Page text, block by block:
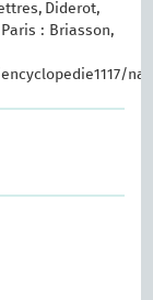
Diderot,
: Briasson,